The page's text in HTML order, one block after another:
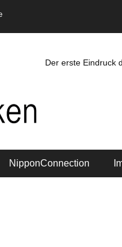
Der erste Eindruck
NipponConnection